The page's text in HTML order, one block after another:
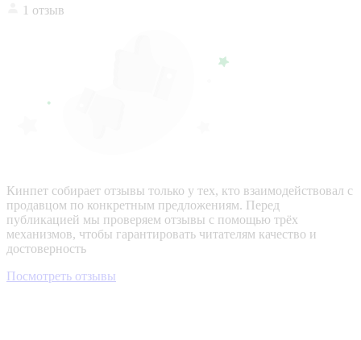
1 отзыв
Кинпет собирает отзывы только у тех, кто взаимодействовал с
продавцом по конкретным предложениям. Перед
публикацией мы проверяем отзывы с помощью трёх
механизмов, чтобы гарантировать читателям качество и
достоверность
Посмотреть отзывы